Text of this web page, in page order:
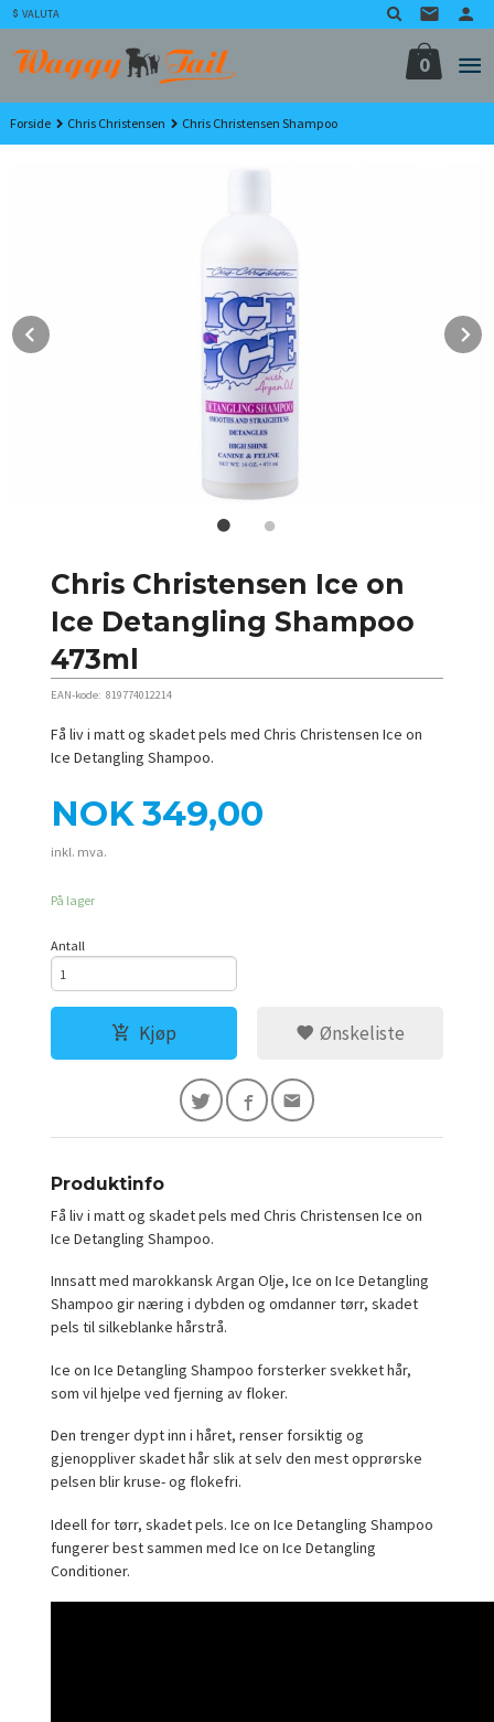
Gå
til
innholdet
VALUTA
0
Forside Chris Christensen Chris Christensen Shampoo
Chris Christensen Ice on
Ice Detangling Shampoo
473ml
EAN-kode: 819774012214
Få liv i matt og skadet pels med Chris Christensen Ice on
Ice Detangling Shampoo.
Pris
NOK349,00
inkl. mva.
På lager
Antall
Kjøp Ønskeliste
Produktinfo
Få liv i matt og skadet pels med Chris Christensen Ice on
Ice Detangling Shampoo.
Innsatt med marokkansk Argan Olje, Ice on Ice Detangling
Shampoo gir næring i dybden og omdanner tørr, skadet
pels til silkeblanke hårstrå.
Ice on Ice Detangling Shampoo forsterker svekket hår,
som vil hjelpe ved fjerning av floker.
Den trenger dypt inn i håret, renser forsiktig og
gjenoppliver skadet hår slik at selv den mest opprørske
pelsen blir kruse- og flokefri.
Ideell for tørr, skadet pels. Ice on Ice Detangling Shampoo
fungerer best sammen med Ice on Ice Detangling
Conditioner.